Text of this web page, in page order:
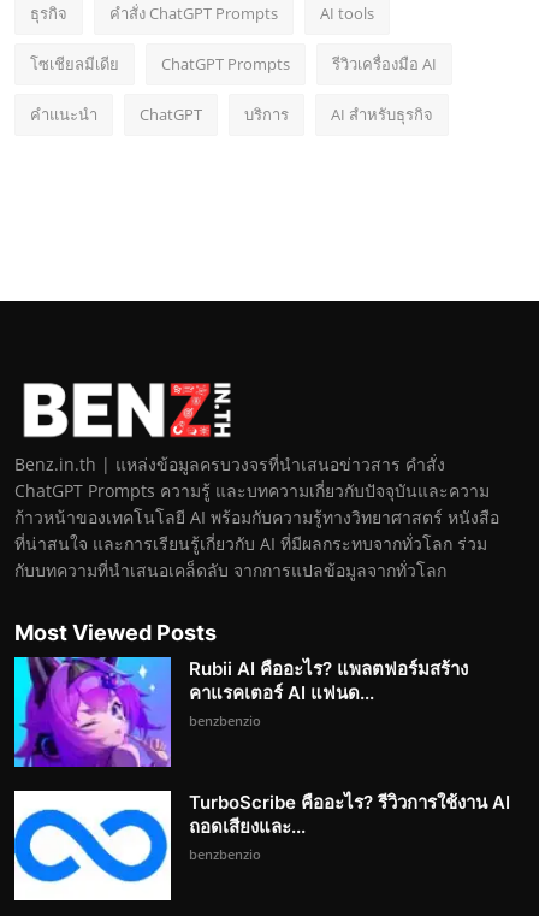
ธุรกิจ คำสั่ง ChatGPT Prompts AI tools
โซเชียลมีเดีย ChatGPT Prompts รีวิวเครื่องมือ AI
คำแนะนำ ChatGPT บริการ AI สำหรับธุรกิจ
Benz.in.th | แหล่งข้อมูลครบวงจรที่นำเสนอข่าวสาร คำสั่ง
ChatGPT Prompts ความรู้ และบทความเกี่ยวกับปัจจุบันและความ
ก้าวหน้าของเทคโนโลยี AI พร้อมกับความรู้ทางวิทยาศาสตร์ หนังสือ
ที่น่าสนใจ และการเรียนรู้เกี่ยวกับ AI ที่มีผลกระทบจากทั่วโลก ร่วม
กับบทความที่นำเสนอเคล็ดลับ จากการแปลข้อมูลจากทั่วโลก
Most Viewed Posts
Rubii AI คืออะไร? แพลตฟอร์มสร้าง
คาแรคเตอร์ AI แฟนด...
benzbenzio
TurboScribe คืออะไร? รีวิวการใช้งาน AI
ถอดเสียงและ...
benzbenzio